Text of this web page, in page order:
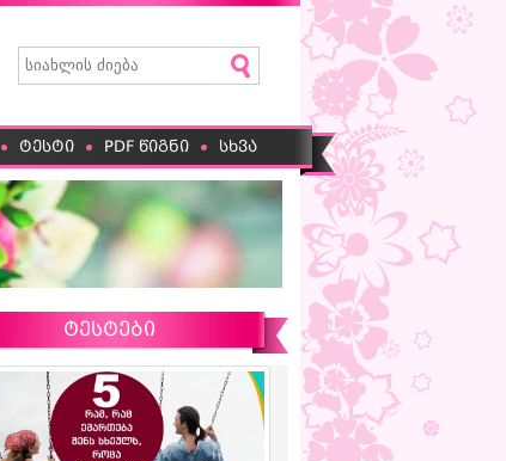
ტესტი PDF წიგნი სხვა
ტესტები